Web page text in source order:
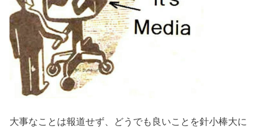
大事なことは報道せず、どうでも良いことを針小棒大に